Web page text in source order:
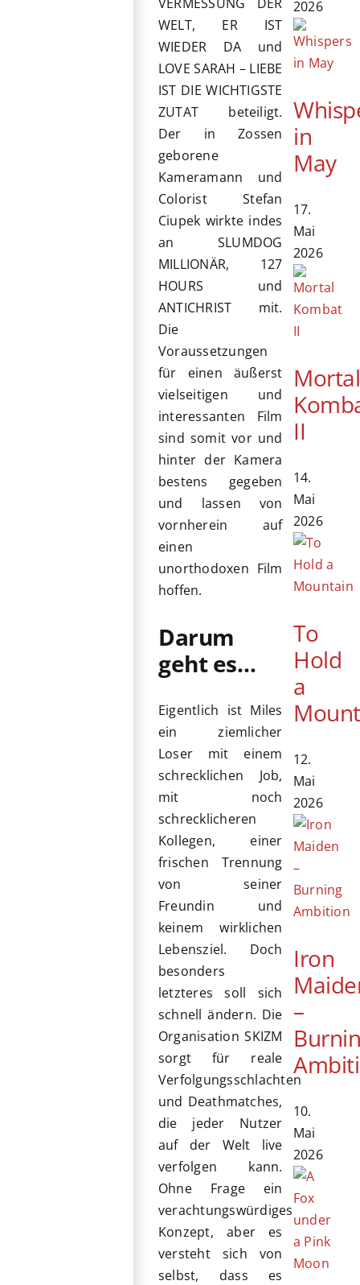
WELT, ER IST
WIEDER DA und
LOVE SARAH – LIEBE
IST DIE WICHTIGSTE
ZUTAT beteiligt.
Der in Zossen
geborene
Kameramann und
Colorist Stefan
Ciupek wirkte indes
an SLUMDOG
MILLIONÄR, 127
HOURS und
ANTICHRIST mit.
Die
Voraussetzungen
für einen äußerst
vielseitigen und
interessanten Film
sind somit vor und
hinter der Kamera
bestens gegeben
und lassen von
vornherein auf
einen
unorthodoxen Film
hoffen.
Darum
geht es…
Eigentlich ist Miles
ein ziemlicher
Loser mit einem
schrecklichen Job,
mit noch
schrecklicheren
Kollegen, einer
frischen Trennung
von seiner
Freundin und
keinem wirklichen
Lebensziel. Doch
besonders
letzteres soll sich
schnell ändern. Die
Organisation SKIZM
sorgt für reale
Verfolgungsschlachten
und Deathmatches,
die jeder Nutzer
auf der Welt live
verfolgen kann.
Ohne Frage ein
verachtungswürdiges
Konzept, aber es
versteht sich von
selbst, dass es
2026
in
May
17.
Mai
2026
Mortal
II
14.
Mai
2026
To
Hold
a
12.
Mai
2026
Iron
–
10.
Mai
2026